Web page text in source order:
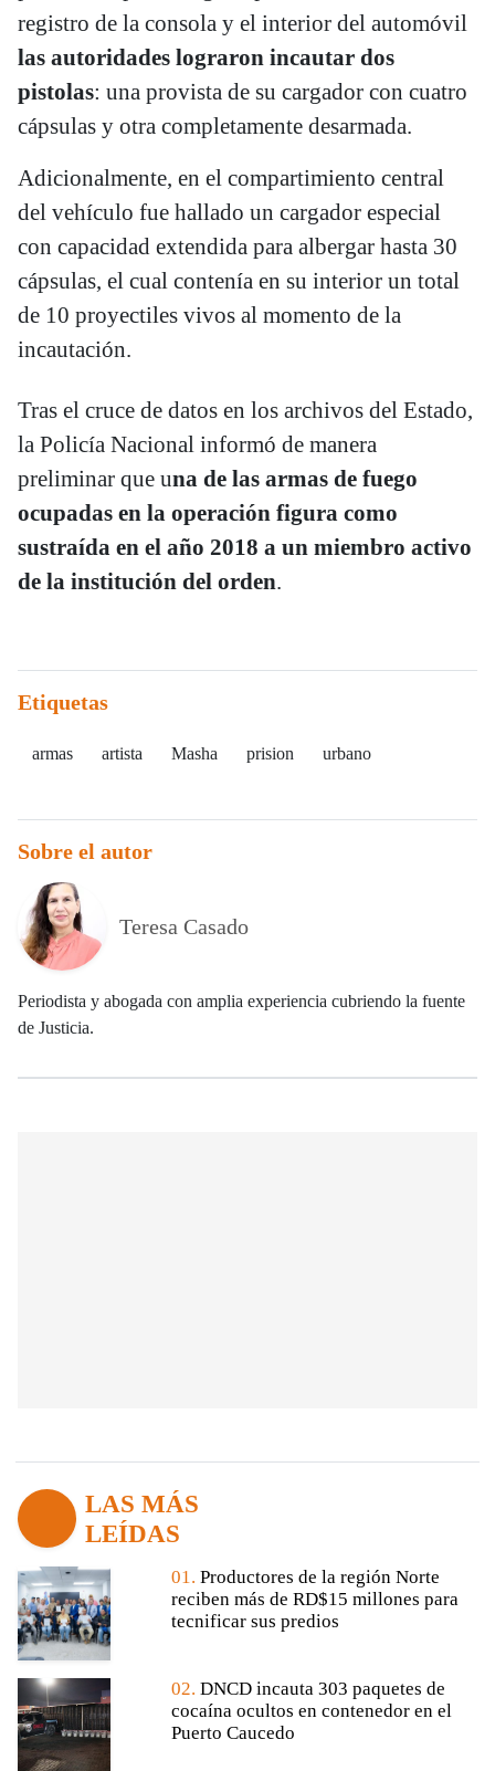
registro de la consola y el interior del automóvil
las autoridades lograron incautar dos
pistolas: una provista de su cargador con cuatro
cápsulas y otra completamente desarmada.
Adicionalmente, en el compartimiento central
del vehículo fue hallado un cargador especial
con capacidad extendida para albergar hasta 30
cápsulas, el cual contenía en su interior un total
de 10 proyectiles vivos al momento de la
incautación.
Tras el cruce de datos en los archivos del Estado,
la Policía Nacional informó de manera
preliminar que una de las armas de fuego
ocupadas en la operación figura como
sustraída en el año 2018 a un miembro activo
de la institución del orden.
Etiquetas
armas artista Masha prision urbano
Sobre el autor
Teresa Casado
Periodista y abogada con amplia experiencia cubriendo la fuente
de Justicia.
LAS MÁS
LEÍDAS
01. Productores de la región Norte
reciben más de RD$15 millones para
tecnificar sus predios
02. DNCD incauta 303 paquetes de
cocaína ocultos en contenedor en el
Puerto Caucedo